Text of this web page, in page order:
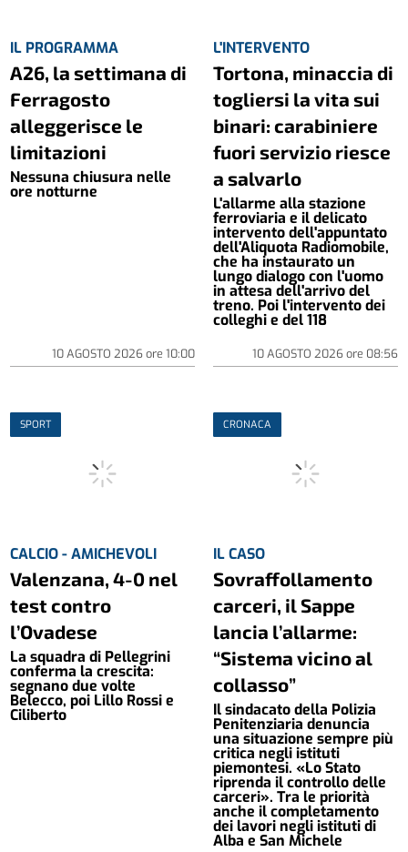
IL PROGRAMMA
A26, la settimana di
Ferragosto
alleggerisce le
limitazioni
Nessuna chiusura nelle
ore notturne
10 AGOSTO 2026ore 10:00
L'INTERVENTO
Tortona, minaccia di
togliersi la vita sui
binari: carabiniere
fuori servizio riesce
a salvarlo
L'allarme alla stazione
ferroviaria e il delicato
intervento dell'appuntato
dell'Aliquota Radiomobile,
che ha instaurato un
lungo dialogo con l'uomo
in attesa dell'arrivo del
treno. Poi l'intervento dei
colleghi e del 118
10 AGOSTO 2026ore 08:56
SPORT
CALCIO - AMICHEVOLI
Valenzana, 4-0 nel
test contro
l’Ovadese
La squadra di Pellegrini
conferma la crescita:
segnano due volte
Belecco, poi Lillo Rossi e
Ciliberto
CRONACA
IL CASO
Sovraffollamento
carceri, il Sappe
lancia l’allarme:
“Sistema vicino al
collasso”
Il sindacato della Polizia
Penitenziaria denuncia
una situazione sempre più
critica negli istituti
piemontesi. «Lo Stato
riprenda il controllo delle
carceri». Tra le priorità
anche il completamento
dei lavori negli istituti di
Alba e San Michele